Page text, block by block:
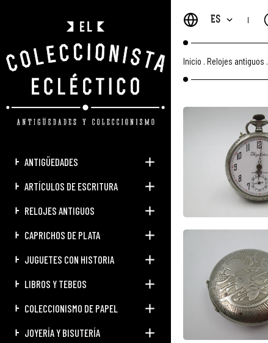
ANTIGÜEDADES
ARTÍCULOS DE ESCRITURA
RELOJES ANTIGUOS
CAPRICHOS DE PLATA
JUGUETES CON HISTORIA
LIBROS Y TEBEOS
COLECCIONISMO DE PAPEL
JOYERÍA Y BISUTERÍA
ES
Inicio Relojes antiguos